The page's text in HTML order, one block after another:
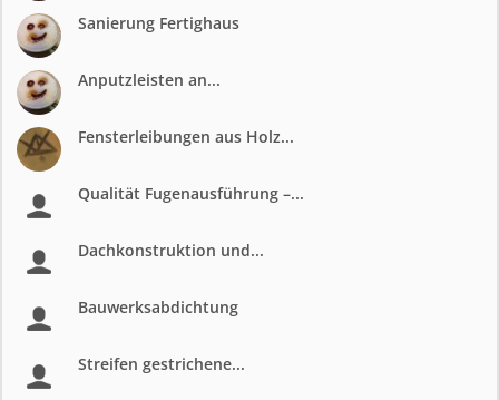
Sanierung Fertighaus
Anputzleisten an...
Fensterleibungen aus Holz...
Qualität Fugenausführung –...
Dachkonstruktion und...
Bauwerksabdichtung
Streifen gestrichene...